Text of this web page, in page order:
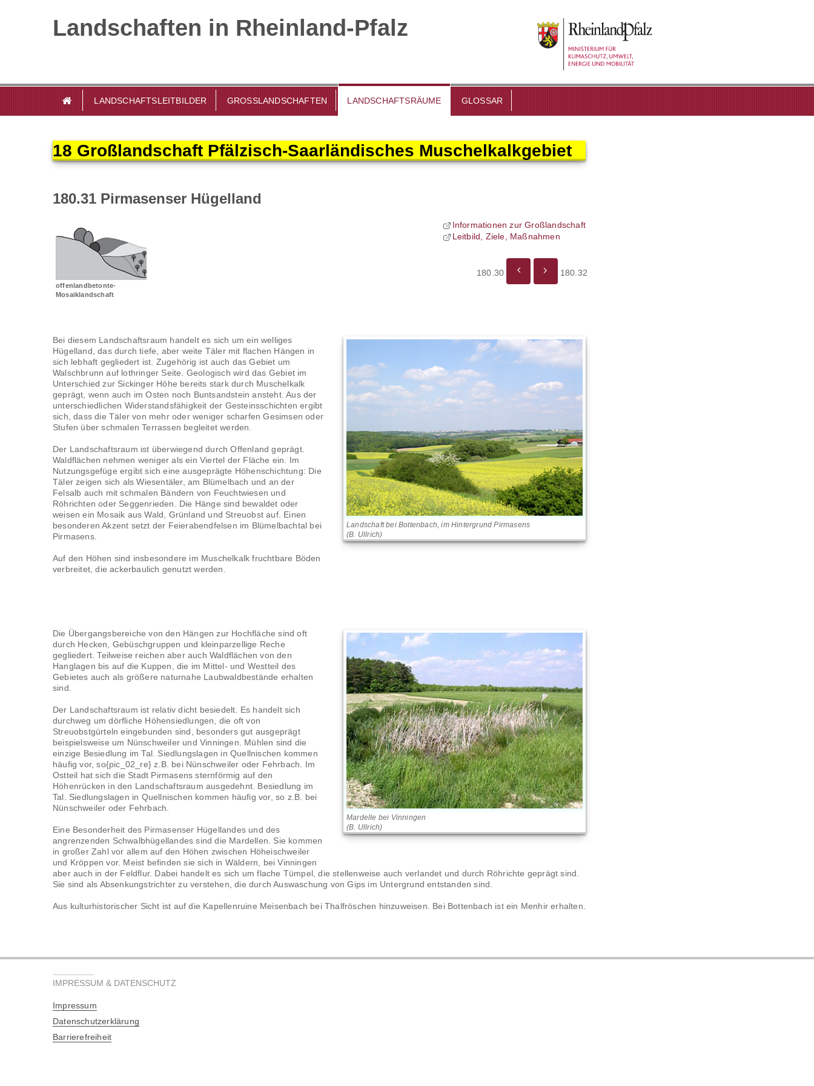
Landschaften in Rheinland-Pfalz
LANDSCHAFTSLEITBILDER GROSSLANDSCHAFTEN LANDSCHAFTSRÄUME GLOSSAR
18 Großlandschaft Pfälzisch-Saarländisches Muschelkalkgebiet
180.31 Pirmasenser Hügelland
Informationen zur Großlandschaft
Leitbild, Ziele, Maßnahmen
offenlandbetonte-
Mosaiklandschaft
180.30 180.32
Landschaft bei Bottenbach, im Hintergrund Pirmasens
(B. Ullrich)
Bei diesem Landschaftsraum handelt es sich um ein welliges
Hügelland, das durch tiefe, aber weite Täler mit flachen Hängen in
sich lebhaft gegliedert ist. Zugehörig ist auch das Gebiet um
Walschbrunn auf lothringer Seite. Geologisch wird das Gebiet im
Unterschied zur Sickinger Höhe bereits stark durch Muschelkalk
geprägt, wenn auch im Osten noch Buntsandstein ansteht. Aus der
unterschiedlichen Widerstandsfähigkeit der Gesteinsschichten ergibt
sich, dass die Täler von mehr oder weniger scharfen Gesimsen oder
Stufen über schmalen Terrassen begleitet werden.
Der Landschaftsraum ist überwiegend durch Offenland geprägt.
Waldflächen nehmen weniger als ein Viertel der Fläche ein. Im
Nutzungsgefüge ergibt sich eine ausgeprägte Höhenschichtung: Die
Täler zeigen sich als Wiesentäler, am Blümelbach und an der
Felsalb auch mit schmalen Bändern von Feuchtwiesen und
Röhrichten oder Seggenrieden. Die Hänge sind bewaldet oder
weisen ein Mosaik aus Wald, Grünland und Streuobst auf. Einen
besonderen Akzent setzt der Feierabendfelsen im Blümelbachtal bei
Pirmasens.
Auf den Höhen sind insbesondere im Muschelkalk fruchtbare Böden
verbreitet, die ackerbaulich genutzt werden.
Mardelle bei Vinningen
(B. Ullrich)
Die Übergangsbereiche von den Hängen zur Hochfläche sind oft
durch Hecken, Gebüschgruppen und kleinparzellige Reche
gegliedert. Teilweise reichen aber auch Waldflächen von den
Hanglagen bis auf die Kuppen, die im Mittel- und Westteil des
Gebietes auch als größere naturnahe Laubwaldbestände erhalten
sind.
Der Landschaftsraum ist relativ dicht besiedelt. Es handelt sich
durchweg um dörfliche Höhensiedlungen, die oft von
Streuobstgürteln eingebunden sind, besonders gut ausgeprägt
beispielsweise um Nünschweiler und Vinningen. Mühlen sind die
einzige Besiedlung im Tal. Siedlungslagen in Quellnischen kommen
häufig vor, so{pic_02_re} z.B. bei Nünschweiler oder Fehrbach. Im
Ostteil hat sich die Stadt Pirmasens sternförmig auf den
Höhenrücken in den Landschaftsraum ausgedehnt. Besiedlung im
Tal. Siedlungslagen in Quellnischen kommen häufig vor, so z.B. bei
Nünschweiler oder Fehrbach.
Eine Besonderheit des Pirmasenser Hügellandes und des
angrenzenden Schwalbhügellandes sind die Mardellen. Sie kommen
in großer Zahl vor allem auf den Höhen zwischen Höheischweiler
und Kröppen vor. Meist befinden sie sich in Wäldern, bei Vinningen
aber auch in der Feldflur. Dabei handelt es sich um flache Tümpel, die stellenweise auch verlandet und durch Röhrichte geprägt sind.
Sie sind als Absenkungstrichter zu verstehen, die durch Auswaschung von Gips im Untergrund entstanden sind.
Aus kulturhistorischer Sicht ist auf die Kapellenruine Meisenbach bei Thalfröschen hinzuweisen. Bei Bottenbach ist ein Menhir erhalten.
IMPRESSUM & DATENSCHUTZ
Impressum
Datenschutzerklärung
Barrierefreiheit